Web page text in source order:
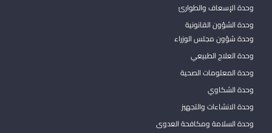
وحدة الإسعاف والطوارئ
وحدة الشؤون القانونية
وحدة شؤون مجلس الوزراء
وحدة العلاج الطبيعي
وحدة المعلومات الصحية
وحدة الشكاوي
وحدة الانشاءات والتجهيز
وحدة السلامة ومكافحة العدوى